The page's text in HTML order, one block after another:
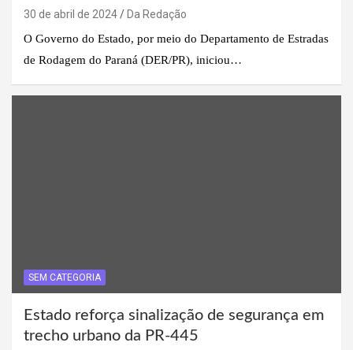
30 de abril de 2024
Da Redação
O Governo do Estado, por meio do Departamento de Estradas
de Rodagem do Paraná (DER/PR), iniciou…
SEM CATEGORIA
Estado reforça sinalização de segurança em
trecho urbano da PR-445